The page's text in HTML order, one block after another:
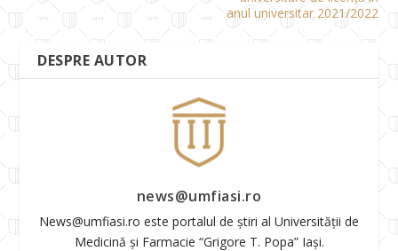
anul universitar 2021/2022
DESPRE AUTOR
news@umfiasi.ro
News@umfiasi.ro este portalul de știri al Universității de
Medicină și Farmacie “Grigore T. Popa” Iași.